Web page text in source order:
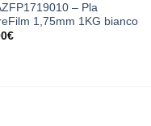
– Pla
1,75mm 1KG bianco
€